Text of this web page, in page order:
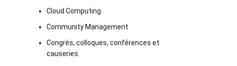
Cloud Computing
Community Management
Congrès, colloques, conférences et
causeries